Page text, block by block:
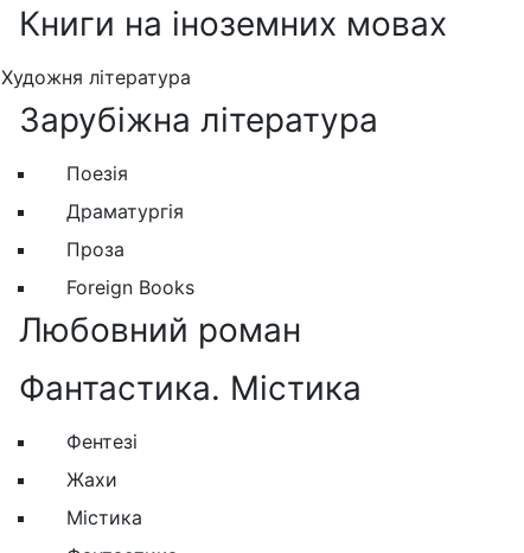
Книги на іноземних мовах
Художня література
Зарубіжна література
Поезія
Драматургія
Проза
Foreign Books
Любовний роман
Фантастика. Містика
Фентезі
Жахи
Містика